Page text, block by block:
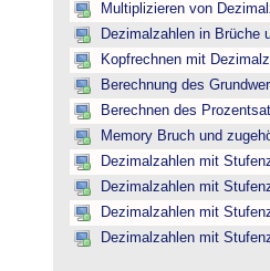
Multiplizieren von
Dezimalzahlen in Brüche
Kopfrechnen mit
Berechnung des
Berechnen des
Memory Bruch und
Dezimalzahlen mit
Dezimalzahlen mit
Dezimalzahlen mit
Dezimalzahlen mit